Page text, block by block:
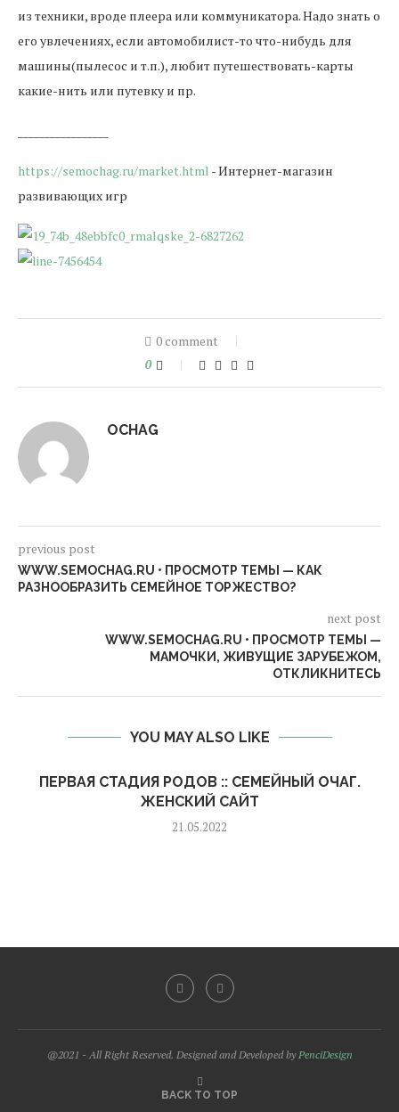
из техники, вроде плеера или коммуникатора. Надо знать о
его увлечениях, если автомобилист-то что-нибудь для
машины(пылесос и т.п.), любит путешествовать-карты
какие-нить или путевку и пр.
https://semochag.ru/market.html - Интернет-магазин
развивающих игр
0 comment
0
OCHAG
previous post
WWW.SEMOCHAG.RU • ПРОСМОТР ТЕМЫ — КАК
РАЗНООБРАЗИТЬ СЕМЕЙНОЕ ТОРЖЕСТВО?
next post
WWW.SEMOCHAG.RU • ПРОСМОТР ТЕМЫ —
МАМОЧКИ, ЖИВУЩИЕ ЗАРУБЕЖОМ,
ОТКЛИКНИТЕСЬ
YOU MAY ALSO LIKE
ПЕРВАЯ СТАДИЯ РОДОВ :: СЕМЕЙНЫЙ ОЧАГ.
ЖЕНСКИЙ САЙТ
21.05.2022
@2021 - All Right Reserved. Designed and Developed byPenciDesign
BACK TO TOP